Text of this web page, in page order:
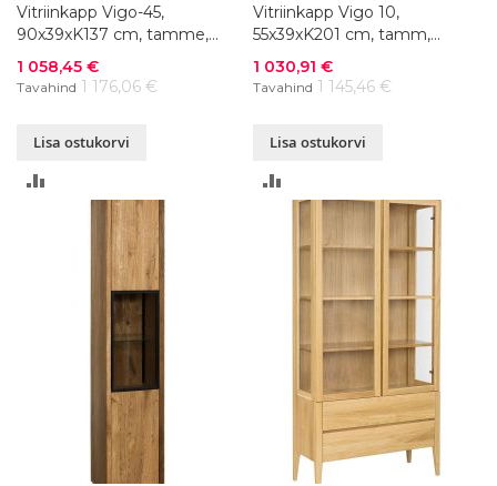
Vitriinkapp Vigo-45,
90x39xK137 cm, tamme,
õlitatud
Soodushind
1 058,45 €
Tavahind 1 176,06 €
Lisa ostukorvi
VÕRDLUSESSE
Vitriinkapp Vigo 10,
55x39xK201 cm, tamm,
õlitatud
Soodushind
1 030,91 €
Tavahind 1 145,46 €
Lisa ostukorvi
VÕRDLUSESSE